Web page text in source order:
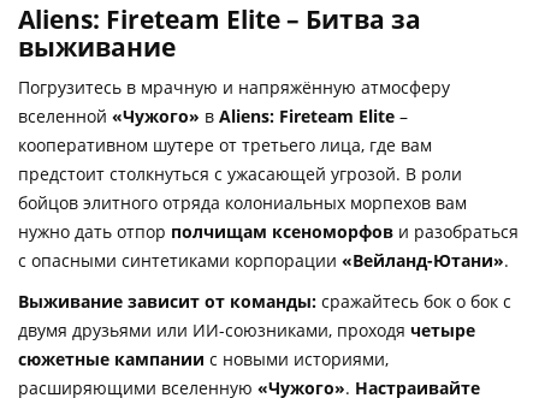
Aliens: Fireteam Elite – Битва за
выживание
Погрузитесь в мрачную и напряжённую атмосферу
вселенной «Чужого» в Aliens: Fireteam Elite –
кооперативном шутере от третьего лица, где вам
предстоит столкнуться с ужасающей угрозой. В роли
бойцов элитного отряда колониальных морпехов вам
нужно дать отпор полчищам ксеноморфов и разобраться
с опасными синтетиками корпорации «Вейланд-Ютани».
Выживание зависит от команды: сражайтесь бок о бок с
двумя друзьями или ИИ-союзниками, проходя четыре
сюжетные кампании с новыми историями,
расширяющими вселенную «Чужого». Настраивайте